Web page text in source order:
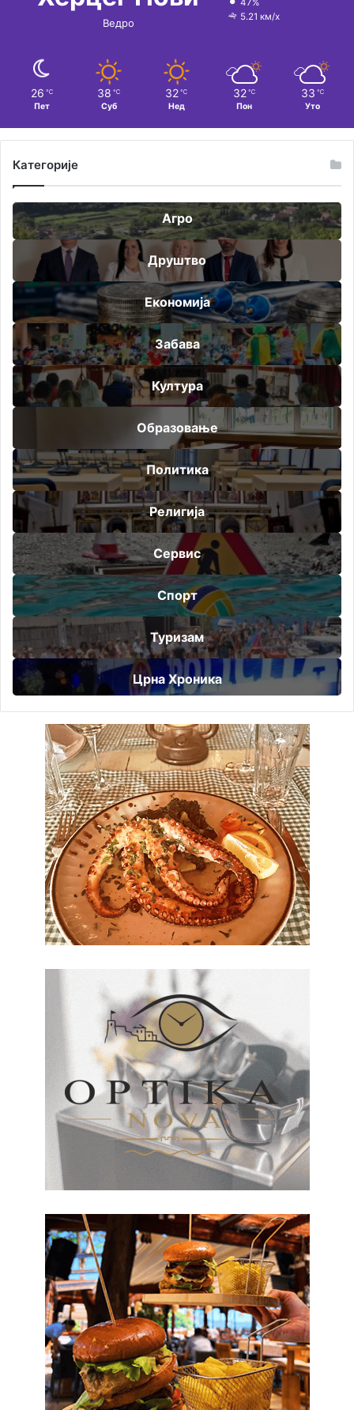
Ведро
47%
5.21 км/х
26 ℃
Пет
38 ℃
Суб
32 ℃
Нед
32 ℃
Пон
33 ℃
Уто
Категорије
Агро
Друштво
Економија
Забава
Култура
Образовање
Политика
Религија
Сервис
Спорт
Туризам
Црна Хроника